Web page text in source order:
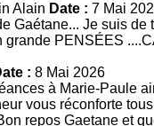
Alain Date : 7 Mai
Gaétane... Je suis
grande PENSÉES
: 8 Mai 2026
à Marie-Paule
vous réconforte
repos Gaetane et